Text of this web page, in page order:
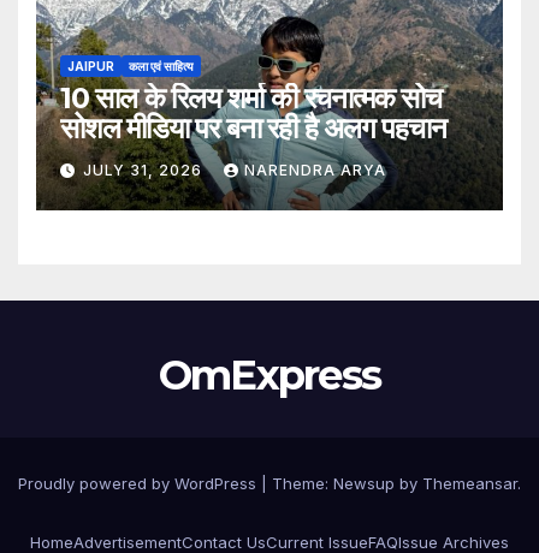
JAIPUR कला एवं साहित्य
10 साल के रिलय शर्मा की रचनात्मक सोच
सोशल मीडिया पर बना रही है अलग पहचान
JULY 31, 2026 NARENDRA ARYA
OmExpress
Proudly powered by WordPress Theme: Newsup by Themeansar.
HomeAdvertisementContact UsCurrent IssueFAQIssue Archives